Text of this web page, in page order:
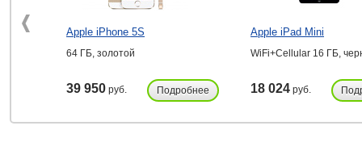
Apple iPhone 5S
64 ГБ, золотой
39 950 руб. Подробнее
Apple iPad Mini
WiFi+Cellular 16 ГБ,
18 024 руб.